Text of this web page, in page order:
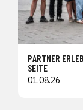
PARTNER
SEITE
01.08.26